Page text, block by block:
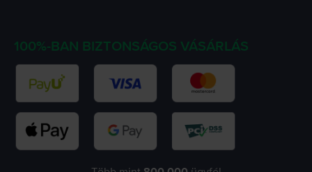
100%-BAN BIZTONSÁGOS VÁSÁRLÁS